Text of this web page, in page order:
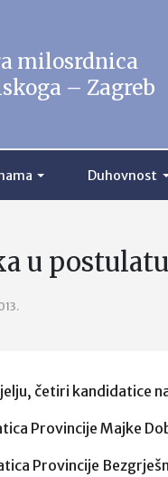
milosrdnica
– Zagreb
Duhovnost
u
četiri kandidatice
Provincije Majke
Provincije